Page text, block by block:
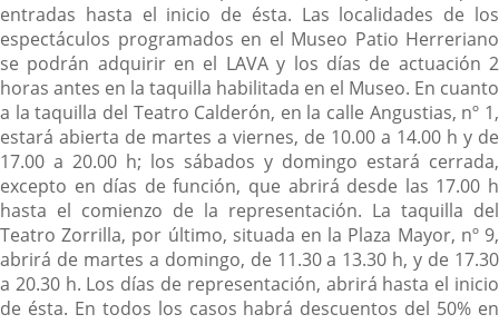
entradas hasta el inicio de ésta. Las localidades de los
espectáculos programados en el Museo Patio Herreriano
se podrán adquirir en el LAVA y los días de actuación 2
horas antes en la taquilla habilitada en el Museo. En cuanto
a la taquilla del Teatro Calderón, en la calle Angustias, nº 1,
estará abierta de martes a viernes, de 10.00 a 14.00 h y de
17.00 a 20.00 h; los sábados y domingo estará cerrada,
excepto en días de función, que abrirá desde las 17.00 h
hasta el comienzo de la representación. La taquilla del
Teatro Zorrilla, por último, situada en la Plaza Mayor, nº 9,
abrirá de martes a domingo, de 11.30 a 13.30 h, y de 17.30
a 20.30 h. Los días de representación, abrirá hasta el inicio
de ésta. En todos los casos habrá descuentos del 50% en